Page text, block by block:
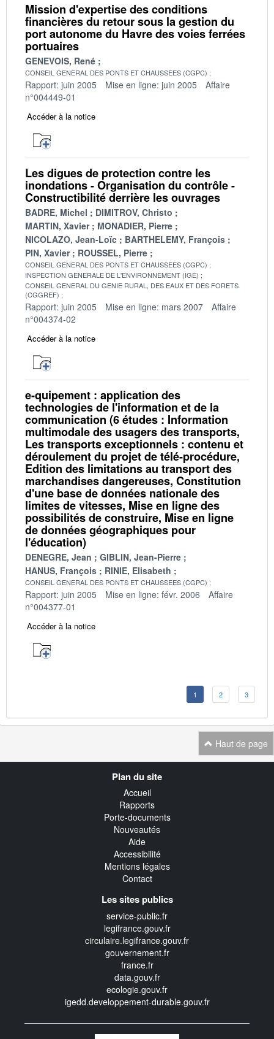
Mission d'expertise des conditions
financières du retour sous la gestion du
port autonome du Havre des voies ferrées
portuaires
GENEVOIS, René
CONSEIL GENERAL DES PONTS ET CHAUSSEES (CGPC)
Rapport: juin 2005 Mise en ligne: juin 2005
Affaire
n°004449-01
Accéder à la notice
Les digues de protection contre les
inondations - Organisation du contrôle -
Constructibilité derrière les ouvrages
BADRE, Michel
DIMITROV, Christo
MARTIN, Xavier
MONADIER, Pierre
NICOLAZO, Jean-Loïc
BARTHELEMY, François
PIN, Xavier
ROUSSEL, Pierre
CONSEIL GENERAL DES PONTS ET CHAUSSEES (CGPC)
INSPECTION GENERALE DE L'ENVIRONNEMENT (IGE)
CONSEIL GENERAL DU GENIE RURAL, DES EAUX ET DES FORETS
(CGGREF)
Rapport: juin 2005 Mise en ligne: mars 2007
Affaire
n°004374-02
Accéder à la notice
e-quipement : application des
technologies de l'information et de la
communication (6 études : Information
multimodale des usagers des transports,
Les transports exceptionnels : contenu et
déroulement du projet de télé-procédure,
Edition des limitations au transport des
marchandises dangereuses, Constitution
d'une base de données nationale des
limites de vitesses, Mise en ligne des
possibilités de construire, Mise en ligne
de données géographiques pour
l'éducation)
DENEGRE, Jean
GIBLIN, Jean-Pierre
HANUS, François
RINIE, Elisabeth
CONSEIL GENERAL DES PONTS ET CHAUSSEES (CGPC)
Rapport: juin 2005 Mise en ligne: févr. 2006
Affaire
n°004377-01
Accéder à la notice
1 2 3
Haut de page
Plan du site
Accueil
Rapports
Porte-documents
Nouveautés
Aide
Accessibilité
Mentions légales
Contact
Les sites publics
service-public.fr
legifrance.gouv.fr
circulaire.legifrance.gouv.fr
gouvernement.fr
france.fr
data.gouv.fr
ecologie.gouv.fr
igedd.developpement-durable.gouv.fr